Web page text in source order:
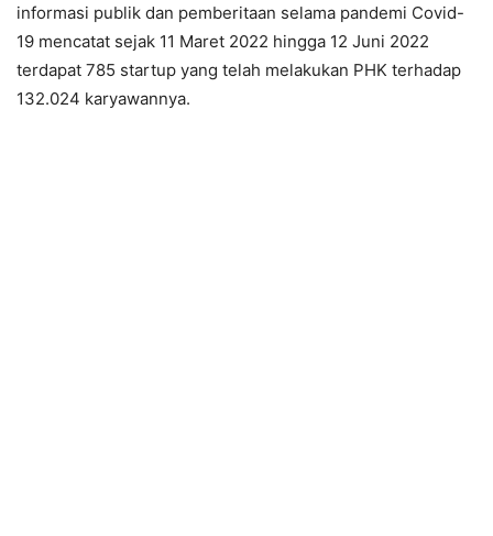
informasi publik dan pemberitaan selama pandemi Covid-
19 mencatat sejak 11 Maret 2022 hingga 12 Juni 2022
terdapat 785 startup yang telah melakukan PHK terhadap
132.024 karyawannya.